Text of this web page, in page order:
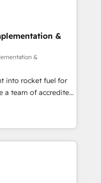
convert, scale, and
(and other
Marketing Hub,
• ISO/IEC
ISO 42001:2023
• GuardHub:
built on ISO 42001
(𝘸𝘦'𝘳𝘦 𝘴𝘶𝘱𝘦𝘳
&
&
into rocket fuel for
can
business
got and make
your website in
on the